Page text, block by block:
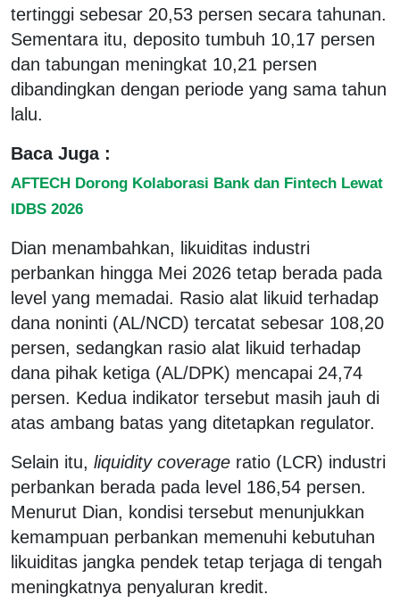
tertinggi sebesar 20,53 persen secara tahunan.
Sementara itu, deposito tumbuh 10,17 persen
dan tabungan meningkat 10,21 persen
dibandingkan dengan periode yang sama tahun
lalu.
Baca Juga :
AFTECH Dorong Kolaborasi Bank dan Fintech Lewat
IDBS 2026
Dian menambahkan, likuiditas industri
perbankan hingga Mei 2026 tetap berada pada
level yang memadai. Rasio alat likuid terhadap
dana noninti (AL/NCD) tercatat sebesar 108,20
persen, sedangkan rasio alat likuid terhadap
dana pihak ketiga (AL/DPK) mencapai 24,74
persen. Kedua indikator tersebut masih jauh di
atas ambang batas yang ditetapkan regulator.
Selain itu, liquidity coverage ratio (LCR) industri
perbankan berada pada level 186,54 persen.
Menurut Dian, kondisi tersebut menunjukkan
kemampuan perbankan memenuhi kebutuhan
likuiditas jangka pendek tetap terjaga di tengah
meningkatnya penyaluran kredit.